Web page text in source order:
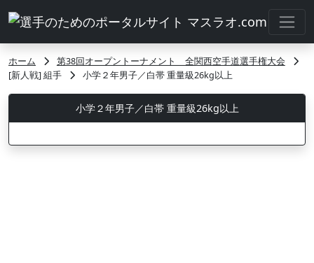
ホーム
第38回オープントーナメント 全関西空手道選手権大会
[新人戦] 組手
小学２年男子／白帯 重量級26kg以上
小学２年男子／白帯 重量級26kg以上